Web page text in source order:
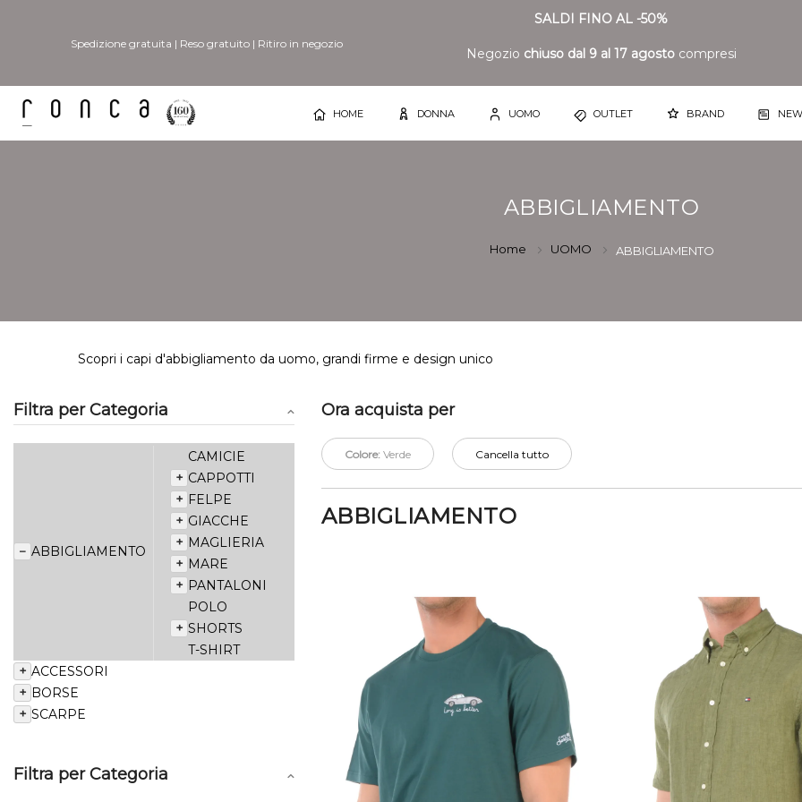
Spedizione gratuita | Reso gratuito| Ritiro in negozio
SALDI FINO AL -50%
Negozio chiuso dal 9 al 17 agosto compresi
HOME DONNA UOMO OUTLET BRAND
ABBIGLIAMENTO
Home UOMO ABBIGLIAMENTO
Scopri i capi d'abbigliamento da uomo, grandi firme e design unico
Ora acquista per
Colore: Verde Cancella tutto
ABBIGLIAMENTO
Filtra per Categoria
− ABBIGLIAMENTO
CAMICIE
+ CAPPOTTI
+ FELPE
+ GIACCHE
+ MAGLIERIA
+ MARE
+ PANTALONI
POLO
+ SHORTS
T-SHIRT
+ ACCESSORI
+ BORSE
+ SCARPE
Filtra per Categoria